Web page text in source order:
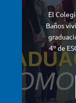
El
Baños
4º de